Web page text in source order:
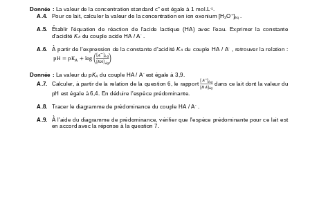
Donnée : La valeur de la concentration standard c° est égale à 1 mol. L -1
A.4.
Pour ce lait, calculer la valeur de la concentration en ion oxonium [H3O+]éq
A.5.
Établir  l’équation  de  réaction  de  l’acide  lactique  (HA)  avec  l’eau.  Exprimer  la constante
d’acidité KA du couple acide HA / A
A.6.
À partir de l’expression de la constante d’acidité KA du couple HA / A , retrouver la relation :
pH = pKA + log ( 𝐴−
é𝑞
𝐻𝐴 é𝑞
)
Donnée : La valeur du pKA du couple HA / A est égale à 3,9.
A.7.
Calculer, à partir de la relation de la question 6, le rapport 𝐴−] é 𝑞
[𝐻𝐴]é𝑞
dans ce lait dont la valeur du
pH est égale à 6,4. En déduire l’espèce prédominante.
A.8.
Tracer le diagramme de prédominance du couple HA / A
A.9.
À l’aide du diagramme de prédominance, vérifier que l’espèce prédominante pour ce lait est
en accord avec la réponse à la question 7.